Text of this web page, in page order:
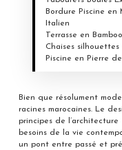
Bordure Piscine en
Italien
Terrasse en
Chaises silhouettes
Piscine en Pierre
Bien que résolument
racines marocaines. Le
principes de
besoins de la vie
un pont entre passé et